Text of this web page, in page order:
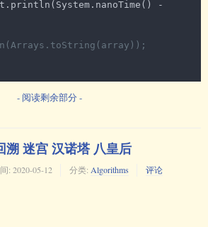
void bubbleSort
(array[j] > array[j +
]) {
- 阅读剩余部分 -
溯 迷宫 汉诺塔 八皇后
: 2020-05-12 分类: Algorithms 评论